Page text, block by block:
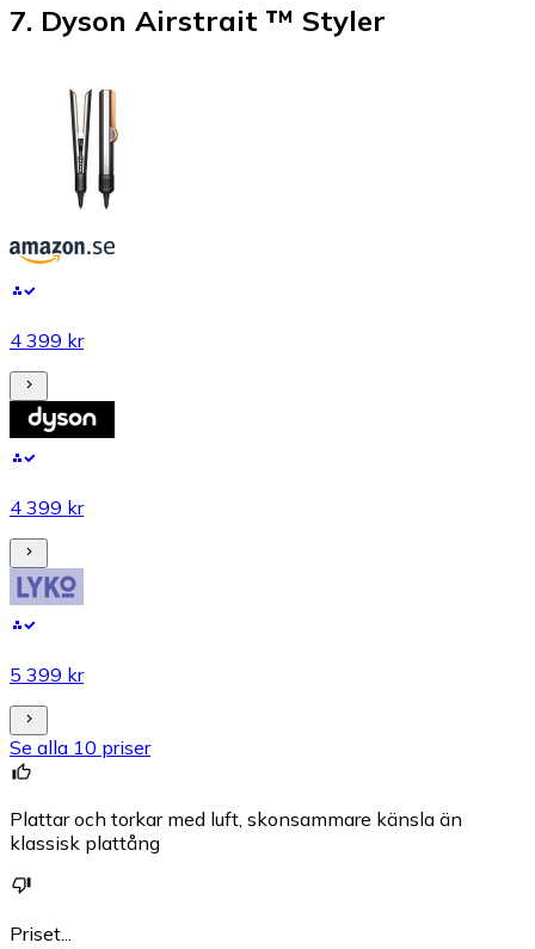
7. Dyson Airstrait ™ Styler
4 399 kr
4 399 kr
5 399 kr
Se alla 10 priser
Plattar och torkar med luft, skonsammare känsla än
klassisk plattång
Priset...